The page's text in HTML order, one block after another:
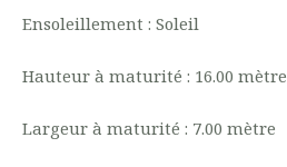
Ensoleillement : Soleil
Hauteur à maturité : 16.00 mètre
Largeur à maturité : 7.00 mètre